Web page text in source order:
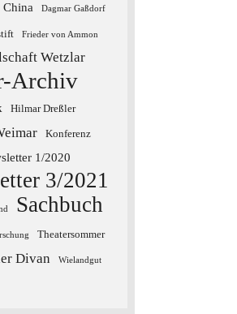
China Dagmar Gaßdorf
Frieder von Ammon
Wetzlar
Archiv
Hilmar Dreßler
Konferenz
1/2020
3/2021
Sachbuch
Theatersommer
Divan Wielandgut